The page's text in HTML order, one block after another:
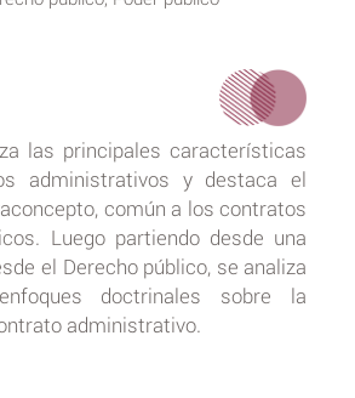
las principales características
administrativos y destaca el
común a los contratos
Luego partiendo desde una
el Derecho público, se analiza
doctrinales sobre la
administrativo.